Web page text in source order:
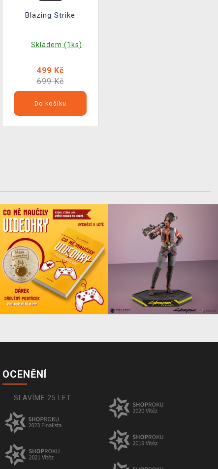
Blazing Strike
Skladem (1ks)
499 Kč
699 Kč
Do košíku
OCENĚNÍ
SLAVÍME 25 LET